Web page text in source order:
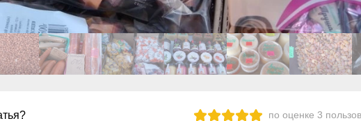
по оценке 3